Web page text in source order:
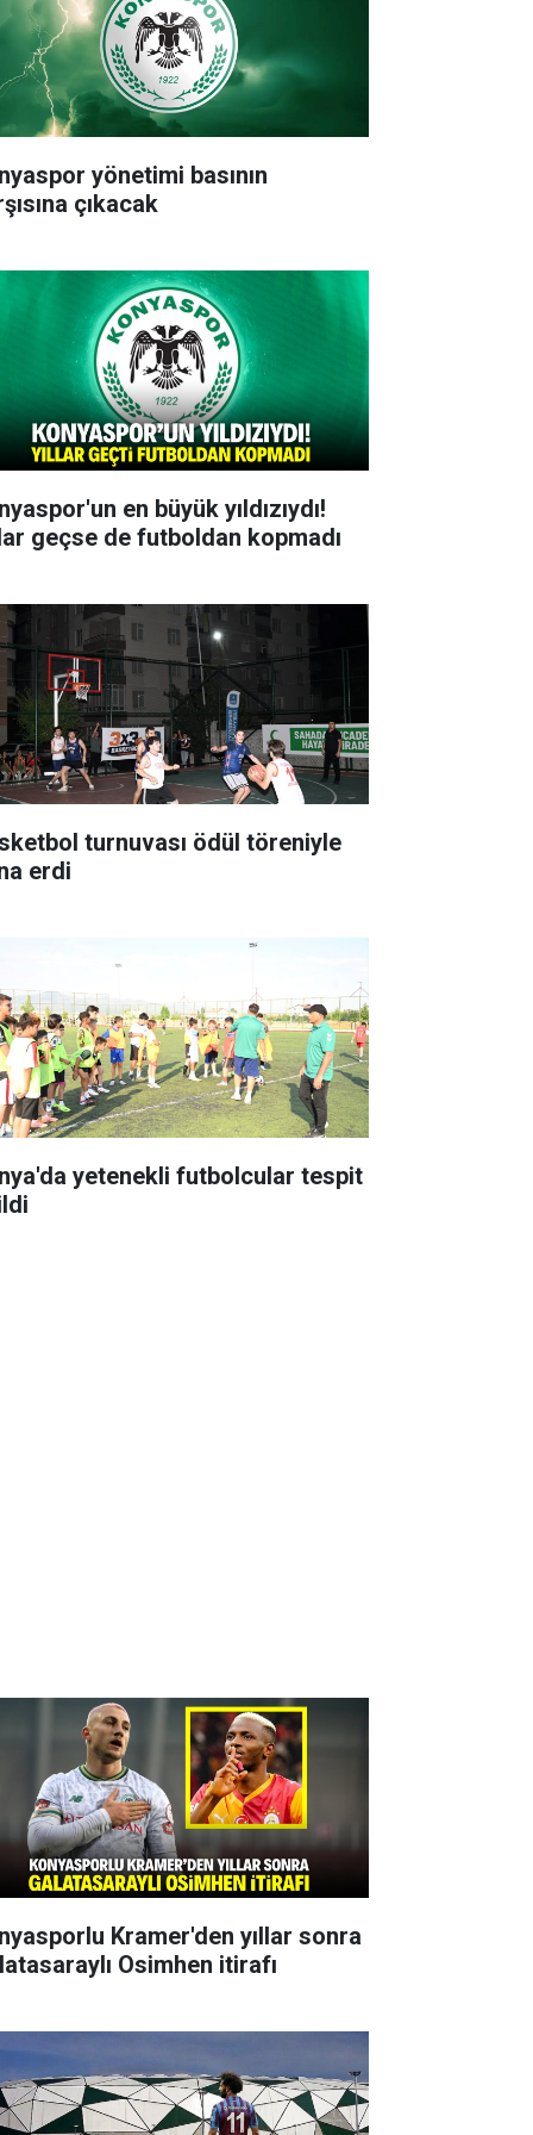
yönetimi basının
çıkacak
en büyük yıldızıydı!
geçse de futboldan kopmadı
turnuvası ödül töreniyle
erdi
yetenekli futbolcular tespit
Kramer'den yıllar sonra
Osimhen itirafı